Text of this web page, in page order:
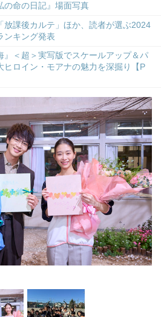
命の日記』場面写真
放課後カルテ」ほか、読者が選ぶ2024
ンキング発表
』＜超＞実写版でスケールアップ＆パ
ヒロイン・モアナの魅力を深掘り【P